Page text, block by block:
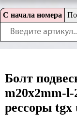
С начала номера
Болт
m20x2mm-l-
рессоры tgx